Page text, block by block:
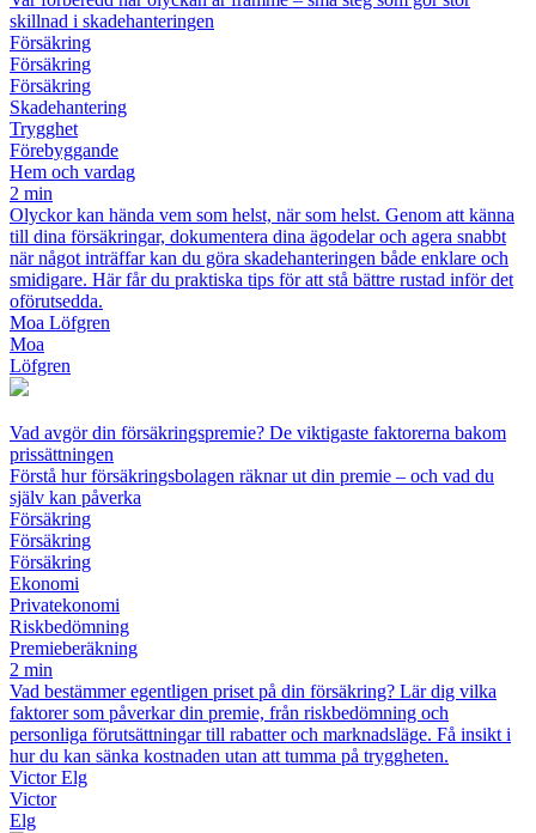
skillnad i skadehanteringen
Försäkring
Försäkring
Försäkring
Skadehantering
Trygghet
Förebyggande
Hem och vardag
2 min
Olyckor kan hända vem som helst, när som helst. Genom att känna
till dina försäkringar, dokumentera dina ägodelar och agera snabbt
när något inträffar kan du göra skadehanteringen både enklare och
smidigare. Här får du praktiska tips för att stå bättre rustad inför det
oförutsedda.
Moa Löfgren
Moa
Löfgren
Vad avgör din försäkringspremie? De viktigaste faktorerna bakom
prissättningen
Förstå hur försäkringsbolagen räknar ut din premie – och vad du
själv kan påverka
Försäkring
Försäkring
Försäkring
Ekonomi
Privatekonomi
Riskbedömning
Premieberäkning
2 min
Vad bestämmer egentligen priset på din försäkring? Lär dig vilka
faktorer som påverkar din premie, från riskbedömning och
personliga förutsättningar till rabatter och marknadsläge. Få insikt i
hur du kan sänka kostnaden utan att tumma på tryggheten.
Victor Elg
Victor
Elg